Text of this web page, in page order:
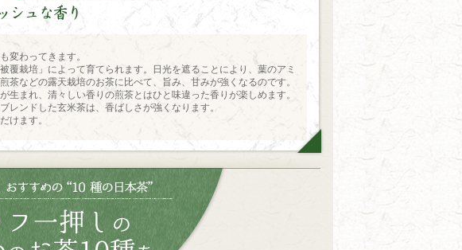
変わってきます。
覆栽培」によって育てられます。日光を遮ることにより、葉のアミ
などの露天栽培のお茶に比べて、旨み、甘みが強くなるのです。
まれ、清々しい香りの煎茶とはひと味違った香りが楽しめます。
ンドした玄米茶は、香ばしさが強くなります。
けます。